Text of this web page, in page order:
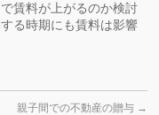
賃料が上がるのか検討
る時期にも賃料は影響
親子間での不動産の贈与 →